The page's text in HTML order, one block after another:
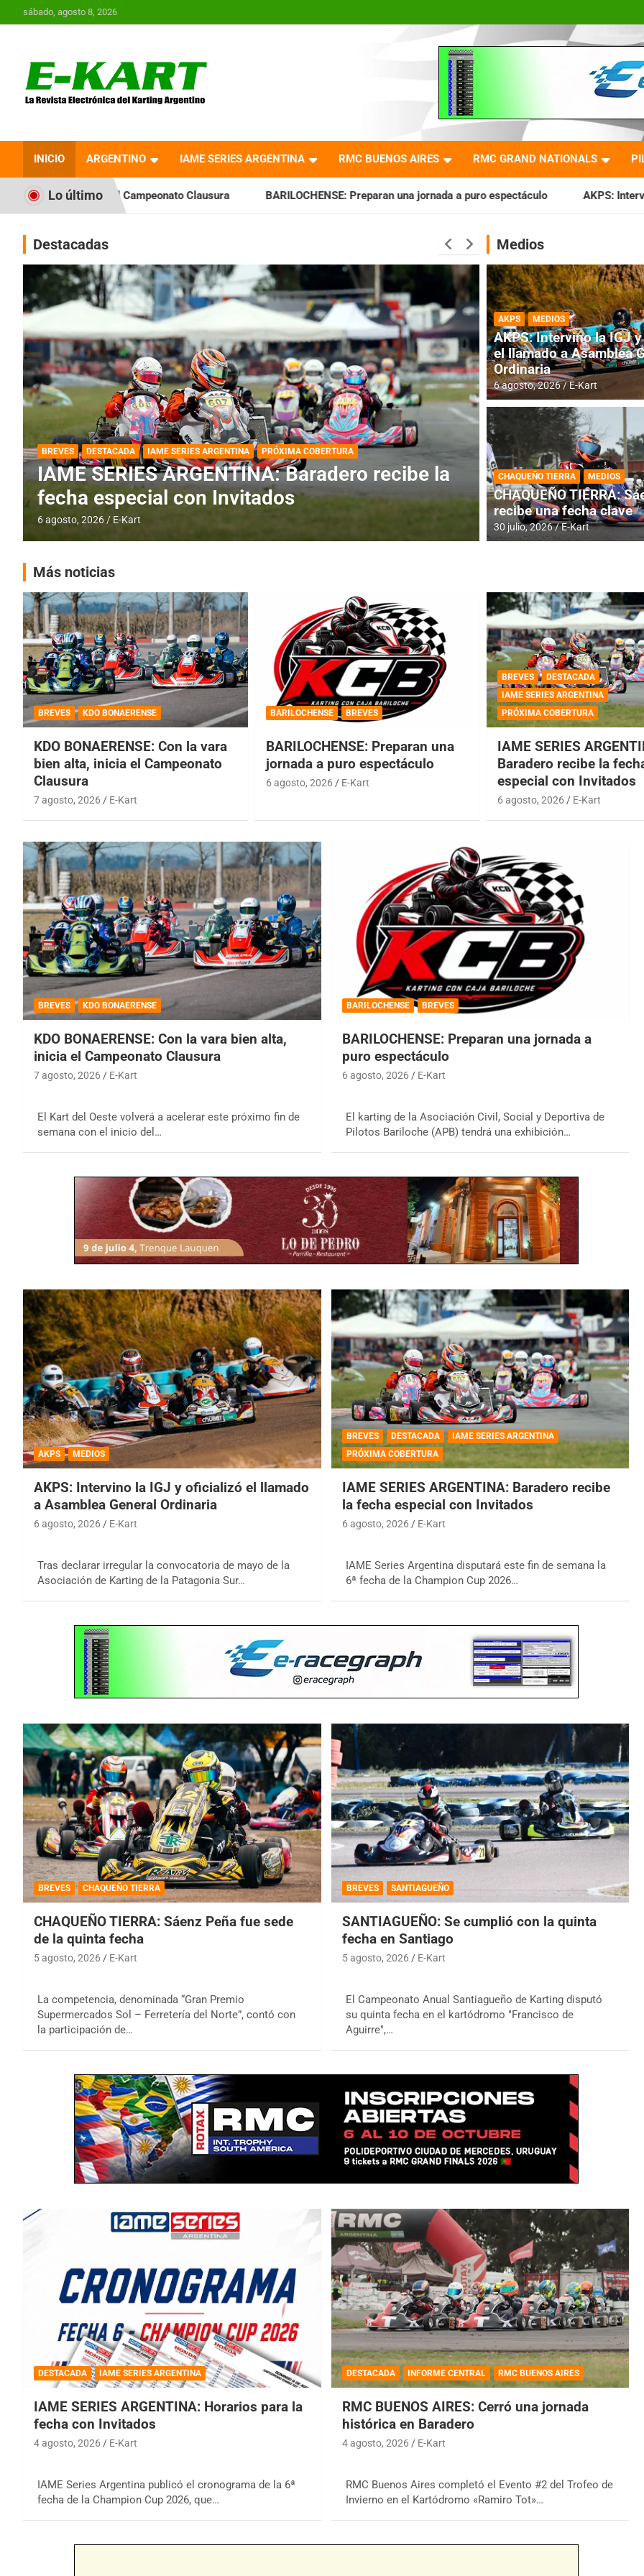
al
sábado, agosto 8, 2026
Revista Electrónica del
Karting en Argentina
INICIO ARGENTINO IAME SERIES ARGENTINA RMC BUENOS AIRES RMC GRAND NATIONALS
Lo último
Clausura BARILOCHENSE: Preparan una jornada a puro espectáculo AKPS: Intervino la IGJ y oficializó el
Destacadas
DESTACADA IAME SERIES ARGENTINA
IAME SERIES ARGENTINA: Horarios para la
fecha con Invitados
4 agosto, 2026 E-Kart
DESTACADA INFORME CENTRAL
RMC BUENOS
histórica en
4 agosto, 2026 E-Kart
Medios
AKPS MEDIOS
AKPS: Intervino la IGJ
el llamado a Asamblea
Ordinaria
6 agosto, 2026 E-Kart
CHAQUEÑO TIERRA MEDIOS
CHAQUEÑO TIERRA:
recibe una fecha clave
30 julio, 2026 E-Kart
Más noticias
BREVES KDO BONAERENSE
KDO BONAERENSE: Con la vara
bien alta, inicia el Campeonato
Clausura
7 agosto, 2026 E-Kart
BARILOCHENSE BREVES
BARILOCHENSE: Preparan una
jornada a puro espectáculo
6 agosto, 2026 E-Kart
BREVES
DESTACADA
IAME SERIES ARGENTINA
PRÓXIMA COBERTURA
IAME SERIES
Baradero recibe la
especial con Invitados
6 agosto, 2026 E-Kart
BREVES KDO BONAERENSE
KDO BONAERENSE: Con la vara bien alta,
inicia el Campeonato Clausura
7 agosto, 2026 E-Kart
El Kart del Oeste volverá a acelerar este próximo fin de
semana con el inicio del…
BARILOCHENSE BREVES
BARILOCHENSE: Preparan una jornada a
puro espectáculo
6 agosto, 2026 E-Kart
El karting de la Asociación Civil, Social y Deportiva de
Pilotos Bariloche (APB) tendrá una exhibición…
AKPS MEDIOS
AKPS: Intervino la IGJ y oficializó el llamado
a Asamblea General Ordinaria
6 agosto, 2026 E-Kart
Tras declarar irregular la convocatoria de mayo de la
Asociación de Karting de la Patagonia Sur…
BREVES DESTACADA
IAME SERIES ARGENTINA
PRÓXIMA COBERTURA
IAME SERIES ARGENTINA: Baradero recibe
la fecha especial con Invitados
6 agosto, 2026 E-Kart
IAME Series Argentina disputará este fin de semana la
6ª fecha de la Champion Cup 2026…
BREVES CHAQUEÑO TIERRA
CHAQUEÑO TIERRA: Sáenz Peña fue sede
de la quinta fecha
5 agosto, 2026 E-Kart
La competencia, denominada “Gran Premio
Supermercados Sol – Ferretería del Norte”, contó con
la participación de…
BREVES SANTIAGUEÑO
SANTIAGUEÑO: Se cumplió con la quinta
fecha en Santiago
5 agosto, 2026 E-Kart
El Campeonato Anual Santiagueño de Karting disputó
su quinta fecha en el kartódromo "Francisco de
Aguirre",…
DESTACADA IAME SERIES ARGENTINA
IAME SERIES ARGENTINA: Horarios para la
fecha con Invitados
4 agosto, 2026 E-Kart
IAME Series Argentina publicó el cronograma de la 6ª
fecha de la Champion Cup 2026, que…
DESTACADA INFORME CENTRAL RMC BUENOS AIRES
RMC BUENOS AIRES: Cerró una jornada
histórica en Baradero
4 agosto, 2026 E-Kart
RMC Buenos Aires completó el Evento #2 del Trofeo de
Invierno en el Kartódromo «Ramiro Tot»…